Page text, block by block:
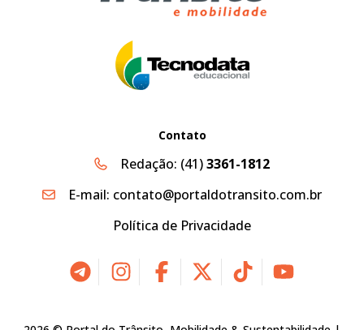
Contato
Redação: (41)3361-1812
E-mail: contato@portaldotransito.com.br
Política de Privacidade